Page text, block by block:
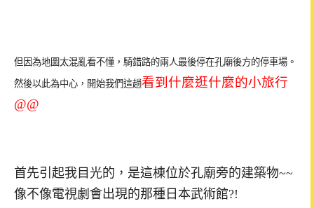
但因為地圖太混亂看不懂 ， 騎錯路的兩人最後停在孔廟後方的停車場。
然後以此為中心，開始我們這趟看到什麼逛什麼的小旅行
@@
首先引起我目光的，是這棟位於孔廟旁的建築物~~
像不像電視劇會出現的那種日本武術館?!